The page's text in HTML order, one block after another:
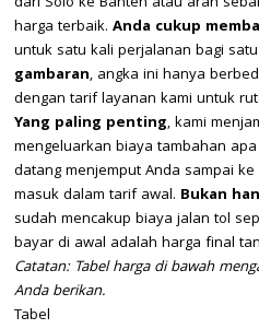
harga terbaik. Anda cukup
untuk satu kali perjalanan bagi
gambaran, angka ini hanya
dengan tarif layanan kami untuk
Yang paling penting, kami
mengeluarkan biaya tambahan
datang menjemput Anda sampai
masuk dalam tarif awal. Bukan
sudah mencakup biaya jalan tol
bayar di awal adalah harga final
Catatan: Tabel harga di bawah
Anda berikan.
Tabel